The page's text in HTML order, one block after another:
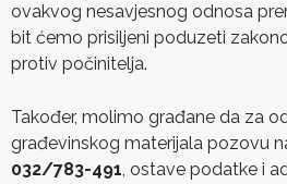
ovakvog nesavjesnog odnosa
bit ćemo prisiljeni poduzeti
protiv počinitelja.
Također, molimo građane da za
građevinskog materijala pozovu
032/783-491, ostave podatke i